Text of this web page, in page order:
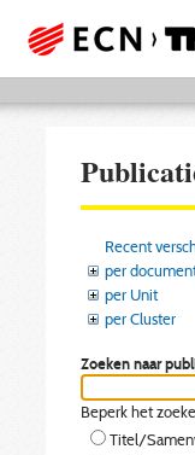
Recent
per
per Unit
per Cluster
Zoeken naar
Beperk het
Titel/